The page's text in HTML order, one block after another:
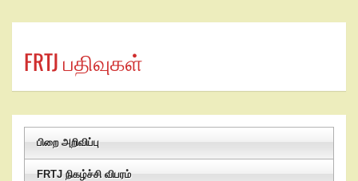
FRTJ பதிவுகள்
பிறை அறிவிப்பு
FRTJ நிகழ்ச்சி விபரம்